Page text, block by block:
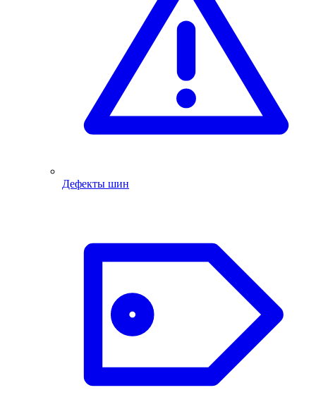
Дефекты шин